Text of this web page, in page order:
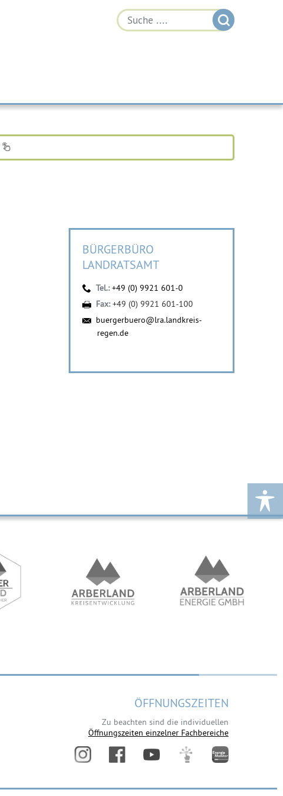
BÜRGERBÜRO
LANDRATSAMT
Tel.:+49 (0) 9921 601-0
Fax:+49 (0) 9921 601-100
buergerbuero@lra.landkreis-
regen.de
ÖFFNUNGSZEITEN
Zu beachten sind die individuellen
Öffnungszeiten einzelner Fachbereiche